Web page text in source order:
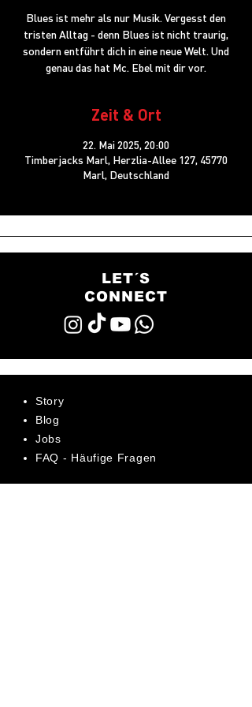
Blues ist mehr als nur Musik. Vergesst den
tristen Alltag - denn Blues ist nicht traurig,
sondern entführt dich in eine neue Welt. Und
genau das hat Mc. Ebel mit dir vor.
Zeit & Ort
22. Mai 2025, 20:00
Timberjacks Marl, Herzlia-Allee 127, 45770
Marl, Deutschland
LET´S
CONNECT
Story
Blog
Jobs
FAQ - Häufige Fragen